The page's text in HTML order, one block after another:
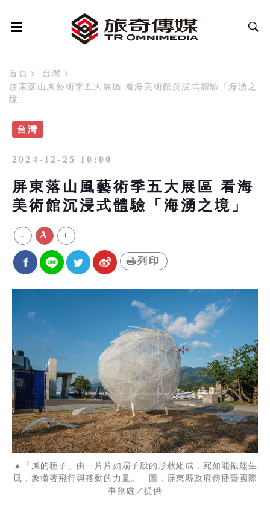
首頁
台灣
屏東落山風藝術季五大展區 看海美術館沉浸式體驗「海湧之
境」
台灣
2024-12-25 10:00
屏東落山風藝術季五大展區 看海
美術館沉浸式體驗「海湧之境」
- A +
列印
▲「風的種子」由一片片如扇子般的形狀組成，宛如能振翅生
風，象徵著飛行與移動的力量。 圖：屏東縣政府傳播暨國際
事務處／提供